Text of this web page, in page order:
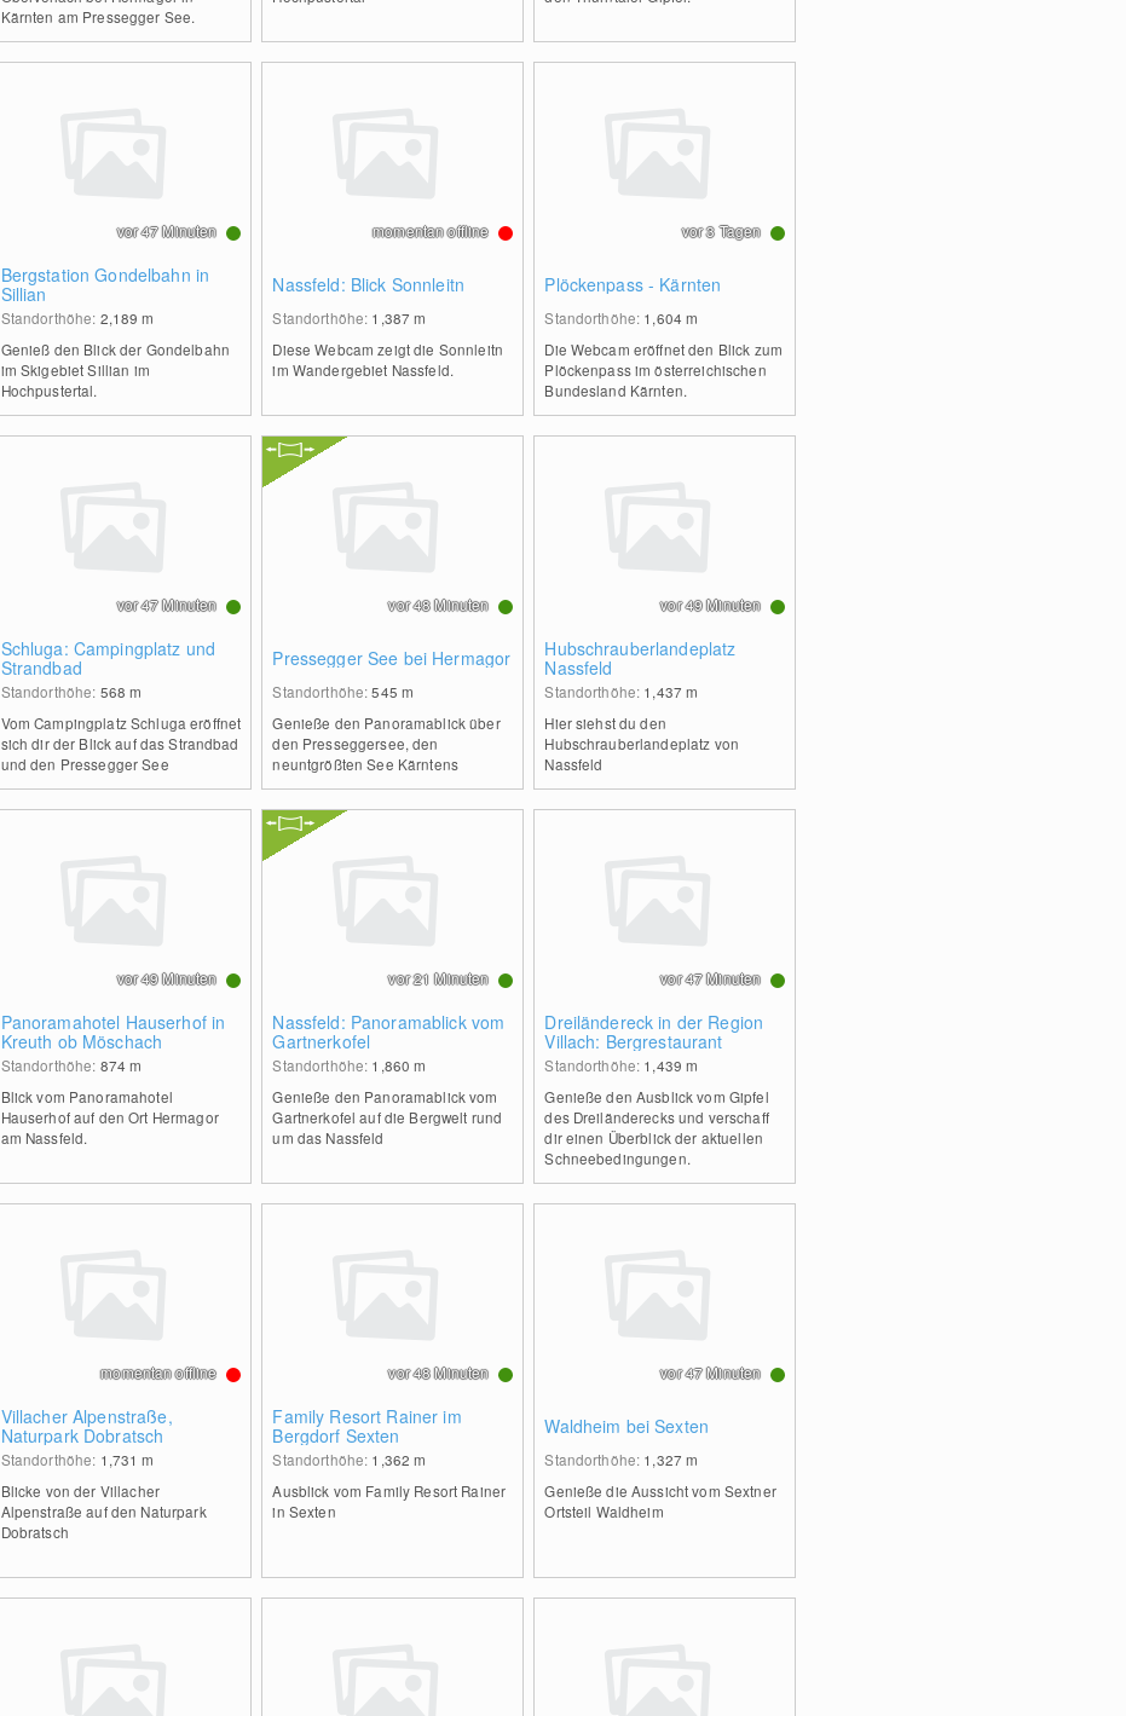
Kärnten am Pressegger See.
Bergstation Gondelbahn in
Sillian
Standorthöhe: 2,189m
Genieß den Blick der Gondelbahn
im Skigebiet Sillian im
Hochpustertal.
vor 47 Minuten
Nassfeld: Blick Sonnleitn
Standorthöhe: 1,387m
Diese Webcam zeigt die Sonnleitn
im Wandergebiet Nassfeld.
momentan offline
Plöckenpass - Kärnten
Standorthöhe: 1,604m
Die Webcam eröffnet den Blick zum
Plöckenpass im österreichischen
Bundesland Kärnten.
vor 3 Tagen
Schluga: Campingplatz und
Strandbad
Standorthöhe: 568m
Vom Campingplatz Schluga eröffnet
sich dir der Blick auf das Strandbad
und den Pressegger See
vor 47 Minuten
Pressegger See bei Hermagor
Standorthöhe:545m
Genieße den Panoramablick über
den Presseggersee, den
neuntgrößten See Kärntens
vor 48 Minuten
Hubschrauberlandeplatz
Nassfeld
Standorthöhe: 1,437m
Hier siehst du den
Hubschrauberlandeplatz von
Nassfeld
vor 49 Minuten
Panoramahotel Hauserhof in
Kreuth ob Möschach
Standorthöhe: 874m
Blick vom Panoramahotel
Hauserhof auf den Ort Hermagor
am Nassfeld.
vor 49 Minuten
Nassfeld: Panoramablick vom
Gartnerkofel
Standorthöhe: 1,860m
Genieße den Panoramablick vom
Gartnerkofel auf die Bergwelt rund
um das Nassfeld
vor 21 Minuten
Dreiländereck in der Region
Villach: Bergrestaurant
Standorthöhe: 1,439m
Genieße den Ausblick vom Gipfel
des Dreiländerecks und verschaff
dir einen Überblick der aktuellen
Schneebedingungen.
vor 47 Minuten
Villacher Alpenstraße,
Naturpark Dobratsch
Standorthöhe: 1,731m
Blicke von der Villacher
Alpenstraße auf den Naturpark
Dobratsch
momentan offline
Family Resort Rainer im
Bergdorf Sexten
Standorthöhe: 1,362m
Ausblick vom Family Resort Rainer
in Sexten
vor 48 Minuten
Waldheim bei Sexten
Standorthöhe: 1,327m
Genieße die Aussicht vom Sextner
Ortsteil Waldheim
vor 47 Minuten